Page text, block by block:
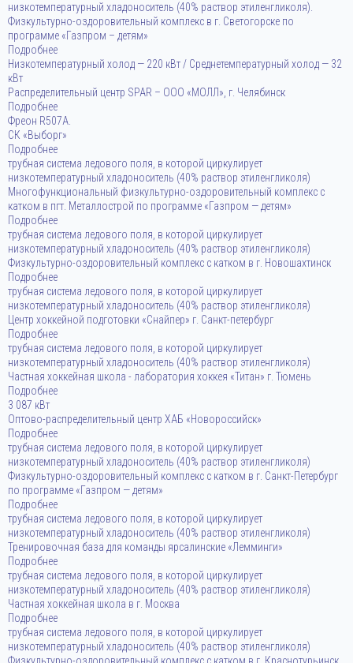
низкотемпературный хладоноситель (40% раствор этиленгликоля).
Физкультурно-оздоровительный комплекс в г. Светогорске по
программе «Газпром – детям»
Подробнее
Низкотемпературный холод — 220 кВт / Среднетемпературный холод — 32
кВт
Распределительный центр SPAR – ООО «МОЛЛ», г. Челябинcк
Подробнее
Фреон R507A.
СК «Выборг»
Подробнее
трубная система ледового поля, в которой циркулирует
низкотемпературный хладоноситель (40% раствор этиленгликоля)
Многофункциональный физкультурно-оздоровительный комплекс с
катком в пгт. Металлострой по программе «Газпром — детям»
Подробнее
трубная система ледового поля, в которой циркулирует
низкотемпературный хладоноситель (40% раствор этиленгликоля)
Физкультурно-оздоровительный комплекс с катком в г. Новошахтинск
Подробнее
трубная система ледового поля, в которой циркулирует
низкотемпературный хладоноситель (40% раствор этиленгликоля)
Центр хоккейной подготовки «Снайпер» г. Санкт-петербург
Подробнее
трубная система ледового поля, в которой циркулирует
низкотемпературный хладоноситель (40% раствор этиленгликоля)
Частная хоккейная школа - лаборатория хоккея «Титан» г. Тюмень
Подробнее
3 087 кВт
Оптово-распределительный центр ХАБ «Новороссийск»
Подробнее
трубная система ледового поля, в которой циркулирует
низкотемпературный хладоноситель (40% раствор этиленгликоля)
Физкультурно-оздоровительный комплекс с катком в г. Санкт-Петербург
по программе «Газпром — детям»
Подробнее
трубная система ледового поля, в которой циркулирует
низкотемпературный хладоноситель (40% раствор этиленгликоля)
Тренировочная база для команды ярсалинские «Лемминги»
Подробнее
трубная система ледового поля, в которой циркулирует
низкотемпературный хладоноситель (40% раствор этиленгликоля)
Частная хоккейная школа в г. Москва
Подробнее
трубная система ледового поля, в которой циркулирует
низкотемпературный хладоноситель (40% раствор этиленгликоля)